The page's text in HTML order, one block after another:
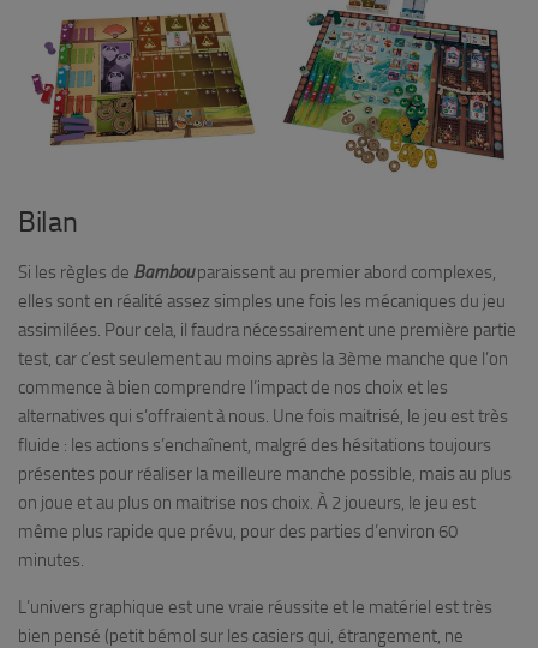
Bilan
Si les règles de Bambou paraissent au premier abord complexes,
elles sont en réalité assez simples une fois les mécaniques du jeu
assimilées. Pour cela, il faudra nécessairement une première partie
test, car c’est seulement au moins après la 3ème manche que l’on
commence à bien comprendre l’impact de nos choix et les
alternatives qui s’offraient à nous. Une fois maitrisé, le jeu est très
fluide : les actions s’enchaînent, malgré des hésitations toujours
présentes pour réaliser la meilleure manche possible, mais au plus
on joue et au plus on maitrise nos choix. À 2 joueurs, le jeu est
même plus rapide que prévu, pour des parties d’environ 60
minutes.
L’univers graphique est une vraie réussite et le matériel est très
bien pensé (petit bémol sur les casiers qui, étrangement, ne